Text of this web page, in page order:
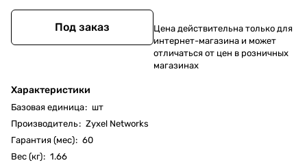
Под заказ
Характеристики
Базовая единица: шт
Производитель: Zyxel Networks
Гарантия (мес): 60
Вес (кг): 1.66
Цена действительна только для
интернет-магазина и может
отличаться от цен в розничных
магазинах